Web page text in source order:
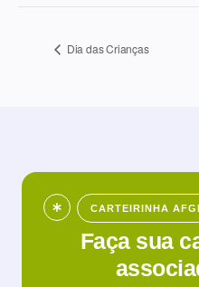
Dia das Crianças
CARTEIRINHA
Faça sua